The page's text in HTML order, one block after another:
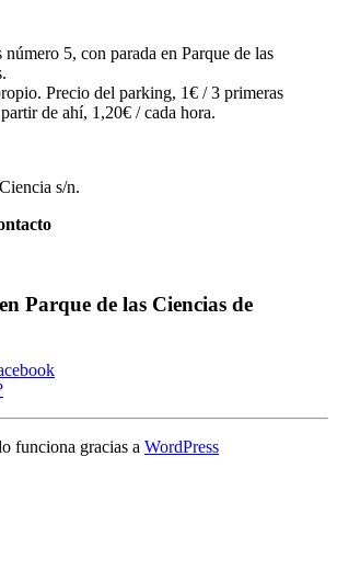
número 5, con parada en Parque de las
Precio del parking, 1€ / 3 primeras
de ahí, 1,20€ / cada hora.
s/n.
Parque de las Ciencias de
funciona gracias a WordPress